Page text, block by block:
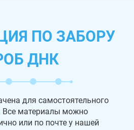
ПО ЗАБОРУ
ДНК
для самостоятельного
Все материалы можно
или по почте у нашей